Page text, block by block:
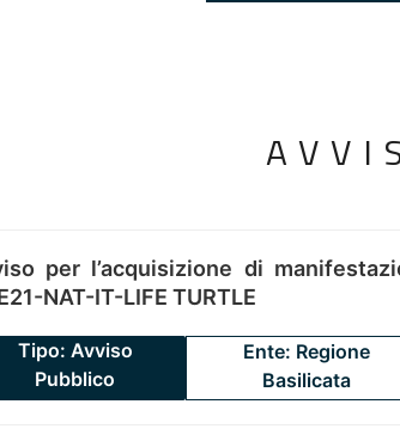
per l’acquisizione di
NAT-IT-LIFE TURTLE
Tipo: Avviso
Pubblico
Ente: Regione
Basilicata